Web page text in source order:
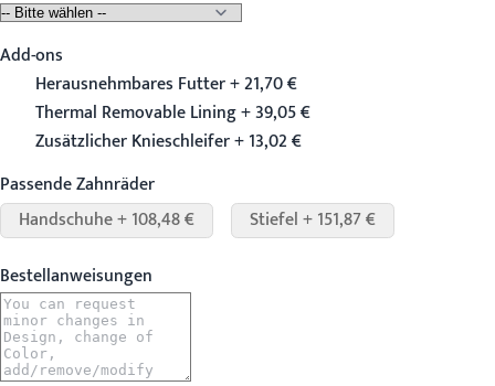
Add-ons
Herausnehmbares Futter + 21,70 €
Thermal Removable Lining + 39,05 €
Zusätzlicher Knieschleifer + 13,02 €
Passende Zahnräder
Handschuhe + 108,48 €
Stiefel + 151,87 €
Bestellanweisungen